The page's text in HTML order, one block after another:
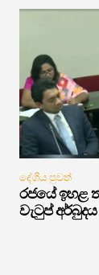
දේශීය පුවත්
රජයේ ඉහළ
වැටුප් අර්බුදය